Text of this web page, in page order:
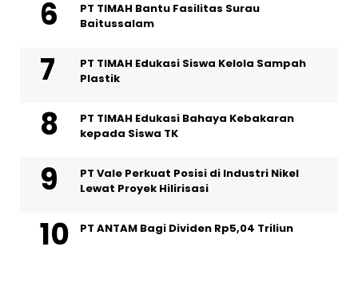
PT TIMAH Bantu Fasilitas Surau
Baitussalam
PT TIMAH Edukasi Siswa Kelola Sampah
Plastik
PT TIMAH Edukasi Bahaya Kebakaran
kepada Siswa TK
PT Vale Perkuat Posisi di Industri Nikel
Lewat Proyek Hilirisasi
PT ANTAM Bagi Dividen Rp5,04 Triliun